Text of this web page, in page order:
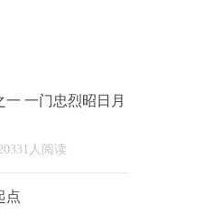
一门忠烈昭日月
人阅读
点